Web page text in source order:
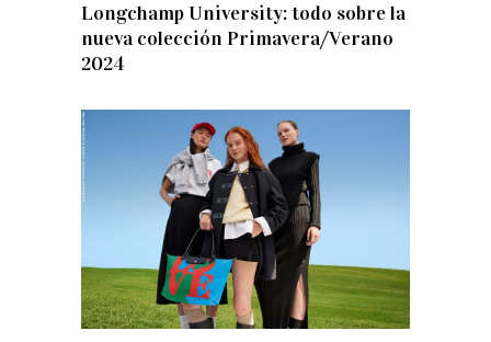
Longchamp University: todo sobre la
nueva colección Primavera/Verano
2024